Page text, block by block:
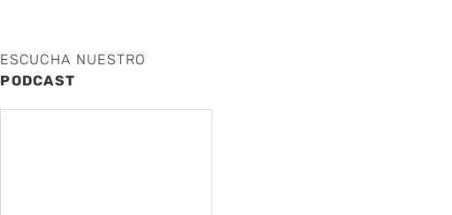
ESCUCHA NUESTRO
PODCAST